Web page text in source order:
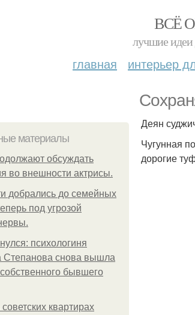
ВСЁ
лучшие идеи
главная интерьер
материалы
обсуждать
во внешности актрисы.
добрались до семейных
под угрозой
психологиня
Степанова снова вышла
бывшего
квартирах
Деян
Чугунная
дорогие